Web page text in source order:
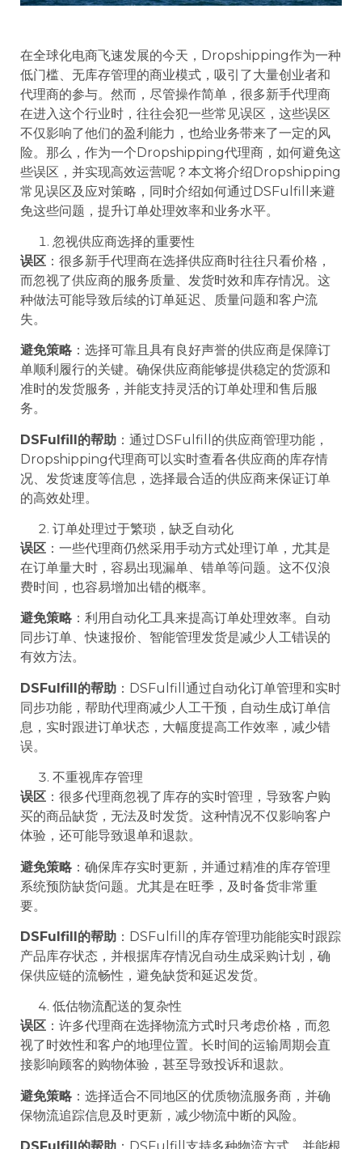
在全球化电商飞速发展的今天，Dropshipping作为一种
低门槛、无库存管理的商业模式，吸引了大量创业者和
代理商的参与。然而，尽管操作简单，很多新手代理商
在进入这个行业时，往往会犯一些常见误区，这些误区
不仅影响了他们的盈利能力，也给业务带来了一定的风
险。那么，作为一个Dropshipping代理商，如何避免这
些误区，并实现高效运营呢？本文将介绍Dropshipping
常见误区及应对策略，同时介绍如何通过DSFulfill来避
免这些问题，提升订单处理效率和业务水平。
忽视供应商选择的重要性
误区 ：很多新手代理商在选择供应商时往往只看价格，
而忽视了供应商的服务质量、发货时效和库存情况。这
种做法可能导致后续的订单延迟、质量问题和客户流
失。
避免策略 ：选择可靠且具有良好声誉的供应商是保障订
单顺利履行的关键。确保供应商能够提供稳定的货源和
准时的发货服务，并能支持灵活的订单处理和售后服
务。
DSFulfill的帮助 ：通过DSFulfill的供应商管理功能，
Dropshipping代理商可以实时查看各供应商的库存情
况、发货速度等信息，选择最合适的供应商来保证订单
的高效处理。
订单处理过于繁琐，缺乏自动化
误区 ：一些代理商仍然采用手动方式处理订单，尤其是
在订单量大时，容易出现漏单、错单等问题。这不仅浪
费时间，也容易增加出错的概率。
避免策略 ：利用自动化工具来提高订单处理效率。自动
同步订单、快速报价、智能管理发货是减少人工错误的
有效方法。
DSFulfill的帮助 ：DSFulfill通过自动化订单管理和实时
同步功能，帮助代理商减少人工干预，自动生成订单信
息，实时跟进订单状态，大幅度提高工作效率，减少错
误。
不重视库存管理
误区 ：很多代理商忽视了库存的实时管理，导致客户购
买的商品缺货，无法及时发货。这种情况不仅影响客户
体验，还可能导致退单和退款。
避免策略 ：确保库存实时更新，并通过精准的库存管理
系统预防缺货问题。尤其是在旺季，及时备货非常重
要。
DSFulfill的帮助 ：DSFulfill的库存管理功能能实时跟踪
产品库存状态，并根据库存情况自动生成采购计划，确
保供应链的流畅性，避免缺货和延迟发货。
低估物流配送的复杂性
误区 ：许多代理商在选择物流方式时只考虑价格，而忽
视了时效性和客户的地理位置。长时间的运输周期会直
接影响顾客的购物体验，甚至导致投诉和退款。
避免策略 ：选择适合不同地区的优质物流服务商，并确
保物流追踪信息及时更新，减少物流中断的风险。